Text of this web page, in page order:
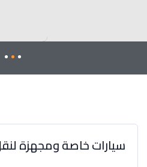
سيارات خاصة ومجهزة